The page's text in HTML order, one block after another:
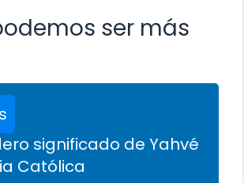
ser más
significado de Yahvé
Católica